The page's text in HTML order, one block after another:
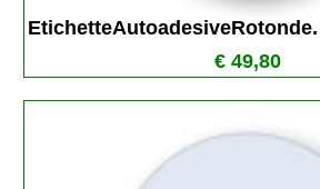
€ 49,80